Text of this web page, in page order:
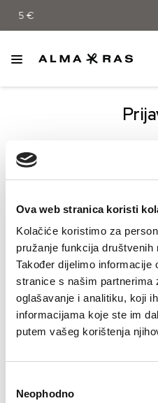
Ova web stranica koristi
Kolačiće koristimo za
pružanje funkcija društvenih
Također dijelimo informacije
stranice s našim partnerima
oglašavanje i analitiku, koji
informacijama koje ste im
putem vašeg korištenja
Selection
Neophodno
55 €
Mail *
Lozinka *